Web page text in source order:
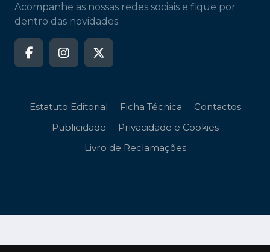
Acompanhe as nossas redes sociais e fique por
dentro das novidades.
Estatuto Editorial Ficha Técnica
Contactos
Publicidade
Privacidade e Cookies
Livro de Reclamações